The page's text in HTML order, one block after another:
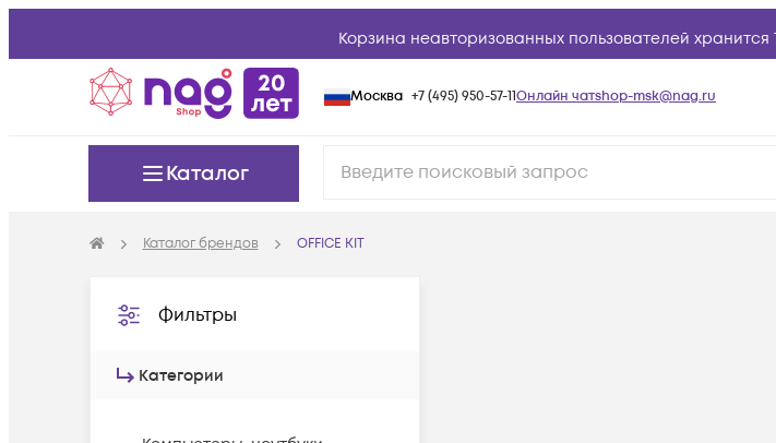
Корзина неавторизованных пользователей
Москва +7 (495) 950-57-11Онлайн чатshop-msk@nag.ru
Каталог
Каталог брендов OFFICE KIT
Фильтры
Категории